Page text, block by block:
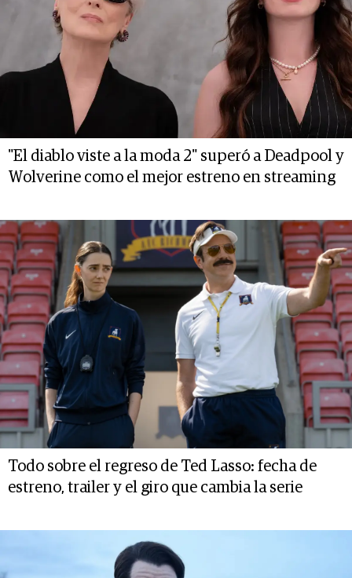
"El diablo viste a la moda 2" superó a Deadpool y
Wolverine como el mejor estreno en streaming
Todo sobre el regreso de Ted Lasso: fecha de
estreno, trailer y el giro que cambia la serie